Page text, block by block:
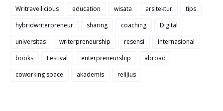
Writravellicious education wisata arsitektur
tips
hybridwriterpreneur
sharing coaching
Digital
universitas
writerpreneurship resensi
internasional
books
Festival enterpreneurship
abroad
coworking space
akademis relijius